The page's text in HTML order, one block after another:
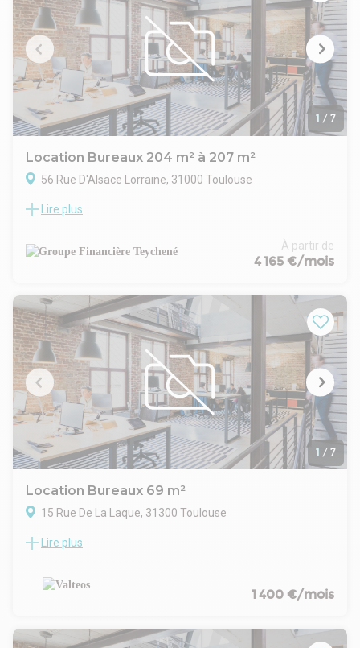
1 / 7
Location Bureaux 204 m² à 207 m²
56 Rue D'Alsace Lorraine, 31000 Toulouse
À louer, bureaux de 207 m² situés au 3? étage d'un
Les locaux offrent un environnement de travail agréable et
lumineux, avec une kitchenette aménagée et un accès
Une jolie salle de réunion très lumineuse.
Idéal pour une entreprise souhaitant bénéficier d'une
adresse de qualité dans un secteur recherché.
N'hésitez pas à nous contacter pour plus d'informations ou
pour organiser une visite.
Provision sur charges 465 €/mois, régularisation annuelle.
Dépôt de garantie 12 678 €. DPE en cours. Les informations
sur les risques auxquels ce bien est exposé sont disponibles
sur le site Géorisques : georisques.gouv.fr.
Lire plus
À partir de
4 165 €/mois
1 / 7
Location Bureaux 69 m²
15 Rue De La Laque, 31300 Toulouse
Au coeur du quartier Saint-Cyprien, l'agence Valteos vous
composé d'une salle d'attente et de trois bureaux et
bénéficie d'une terrasse privative.
- Type de bail : Professionnel
Lire plus
1 400 €/mois